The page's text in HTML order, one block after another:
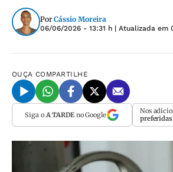
Por Cássio Moreira
06/06/2026 - 13:31 h | Atualizada em
OUÇA COMPARTILHE
Siga o A TARDEno Google Nos
preferidas